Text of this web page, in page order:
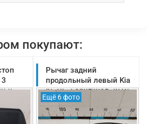
покупают:
3
Рычаг задний
продольный левый Kia
K5 DL 3 оригинал 2019-
2025 (55270L2200)
Ещё 6 фото